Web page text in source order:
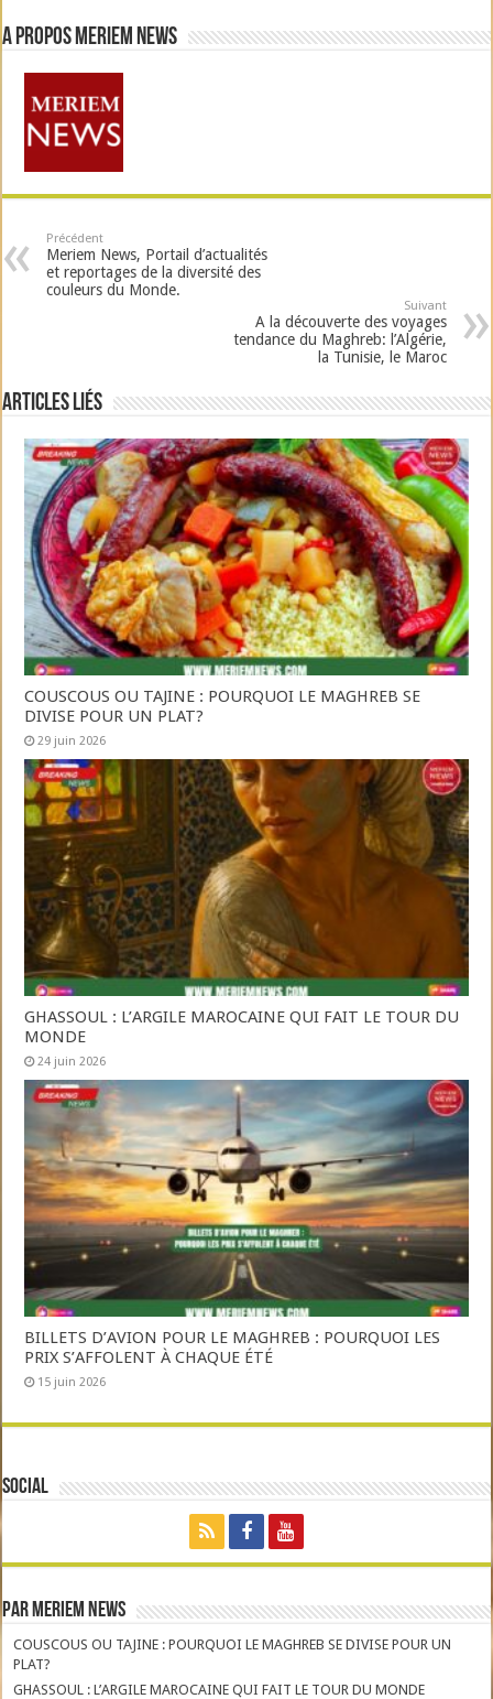
A propos Meriem News
Précédent
Meriem News, Portail d’actualités
et reportages de la diversité des
couleurs du Monde.
Suivant
A la découverte des voyages
tendance du Maghreb: l’Algérie,
la Tunisie, le Maroc
Articles liés
COUSCOUS OU TAJINE : POURQUOI LE MAGHREB SE
DIVISE POUR UN PLAT?
29 juin 2026
GHASSOUL : L’ARGILE MAROCAINE QUI FAIT LE TOUR DU
MONDE
24 juin 2026
BILLETS D’AVION POUR LE MAGHREB : POURQUOI LES
PRIX S’AFFOLENT À CHAQUE ÉTÉ
15 juin 2026
Social
Par Meriem News
COUSCOUS OU TAJINE : POURQUOI LE MAGHREB SE DIVISE POUR UN
PLAT?
GHASSOUL : L’ARGILE MAROCAINE QUI FAIT LE TOUR DU MONDE